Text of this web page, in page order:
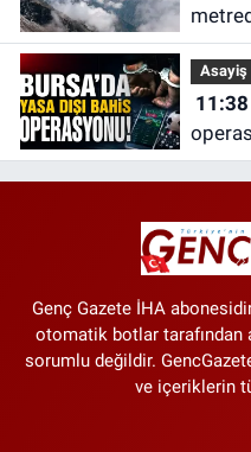
Asayiş
11:38
Genç Gazete İHA
otomatik botlar tarafından
sorumlu değildir.
ve içeriklerin